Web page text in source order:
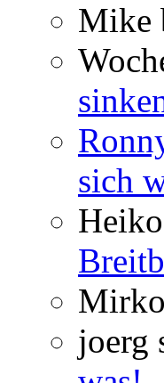
Mike
sich
joerg